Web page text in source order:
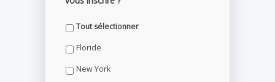
Tout sélectionner
Floride
New York